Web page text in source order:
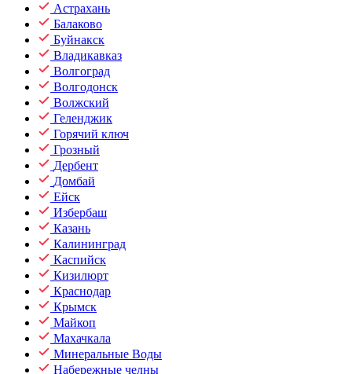
Астрахань
Балаково
Буйнакск
Владикавказ
Волгоград
Волгодонск
Волжский
Геленджик
Горячий ключ
Грозный
Дербент
Домбай
Ейск
Избербаш
Казань
Калининград
Каспийск
Кизилюрт
Краснодар
Крымск
Майкоп
Махачкала
Минеральные Воды
Набережные челны